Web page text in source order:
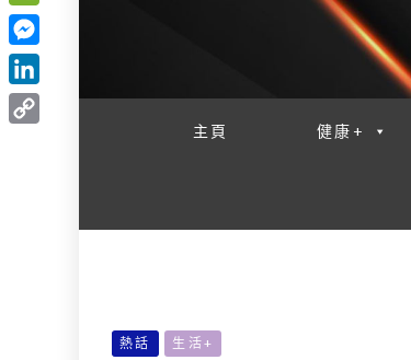
主頁 健康+
熱話 生活+
h
a
t
s
W
e
C
h
M
e
s
L
i